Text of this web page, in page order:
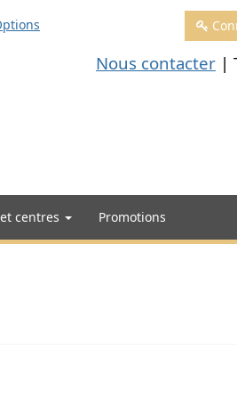
Nous contacter |
centres Promotions